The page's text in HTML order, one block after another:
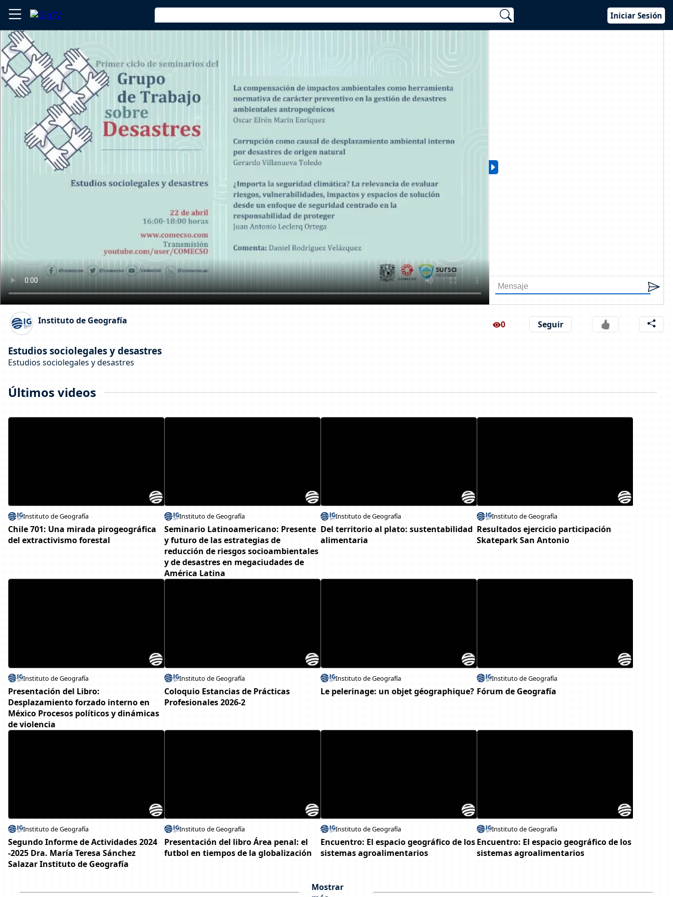
Iniciar Sesión
Instituto de Geografía
Estudios sociolegales y desastres
Estudios sociolegales y desastres
0 Seguir
Últimos videos
Instituto de Geografía
Chile 701: Una mirada pirogeográfica
del extractivismo forestal
Instituto de Geografía
Seminario Latinoamericano: Presente
y futuro de las estrategias de
reducción de riesgos socioambientales
y de desastres en megaciudades de
América Latina
Instituto de Geografía
Del territorio al plato: sustentabilidad
alimentaria
Instituto de Geografía
Resultados ejercicio participación
Skatepark San Antonio
Instituto de Geografía
Presentación del Libro:
Desplazamiento forzado interno en
México Procesos políticos y dinámicas
de violencia
Instituto de Geografía
Coloquio Estancias de Prácticas
Profesionales 2026-2
Instituto de Geografía
Le pelerinage: un objet géographique?
Instituto de Geografía
Fórum de Geografía
Instituto de Geografía
Segundo Informe de Actividades 2024
-2025 Dra. María Teresa Sánchez
Salazar Instituto de Geografía
Instituto de Geografía
Presentación del libro Área penal: el
futbol en tiempos de la globalización
Instituto de Geografía
Encuentro: El espacio geográfico de los
sistemas agroalimentarios
Instituto de Geografía
Encuentro: El espacio geográfico de los
sistemas agroalimentarios
Mostrar